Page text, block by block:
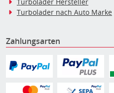
Turbolader Hersteller
Turbolader nach Auto Marke
Zahlungsarten